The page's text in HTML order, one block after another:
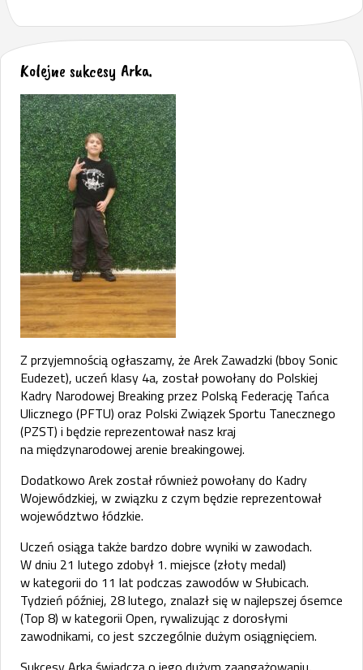
Kolejne sukcesy Arka.
Z przyjemnością ogłaszamy, że Arek Zawadzki (bboy Sonic
Eudezet), uczeń klasy 4a, został powołany do Polskiej
Kadry Narodowej Breaking przez Polską Federację Tańca
Ulicznego (PFTU) oraz Polski Związek Sportu Tanecznego
(PZST) i będzie reprezentował nasz kraj
na międzynarodowej arenie breakingowej.
Dodatkowo Arek został również powołany do Kadry
Wojewódzkiej, w związku z czym będzie reprezentował
województwo łódzkie.
Uczeń osiąga także bardzo dobre wyniki w zawodach.
W dniu 21 lutego zdobył 1. miejsce (złoty medal)
w kategorii do 11 lat podczas zawodów w Słubicach.
Tydzień później, 28 lutego, znalazł się w najlepszej ósemce
(Top 8) w kategorii Open, rywalizując z dorosłymi
zawodnikami, co jest szczególnie dużym osiągnięciem.